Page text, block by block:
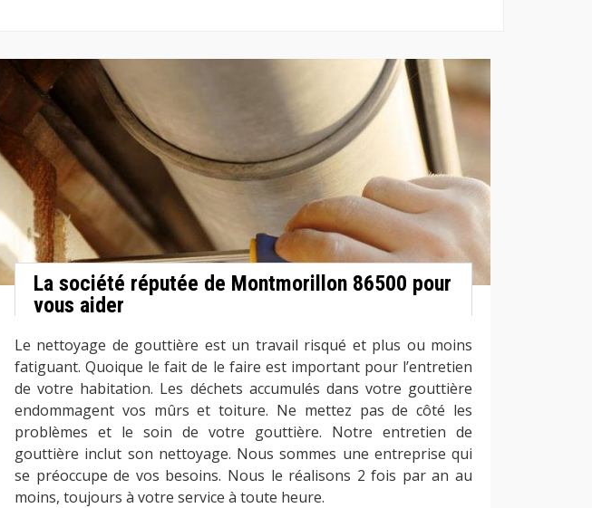
La société réputée de Montmorillon 86500 pour
vous aider
Le nettoyage de gouttière est un travail risqué et plus ou moins
fatiguant. Quoique le fait de le faire est important pour l’entretien
de votre habitation. Les déchets accumulés dans votre gouttière
endommagent vos mûrs et toiture. Ne mettez pas de côté les
problèmes et le soin de votre gouttière. Notre entretien de
gouttière inclut son nettoyage. Nous sommes une entreprise qui
se préoccupe de vos besoins. Nous le réalisons 2 fois par an au
moins, toujours à votre service à toute heure.